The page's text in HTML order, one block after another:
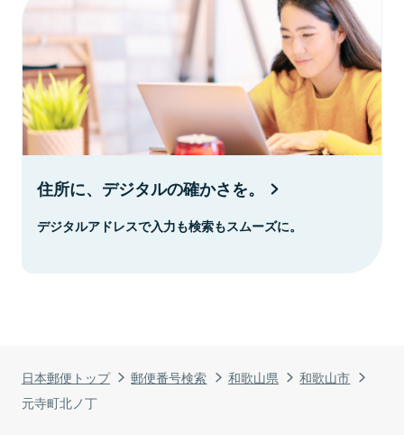
日本郵便トップ 郵便番号検索 和歌山県
和歌山市
元寺町北ノ丁
住所に、デジタルの確かさを。
デジタルアドレスで入力も検索もスムーズに。